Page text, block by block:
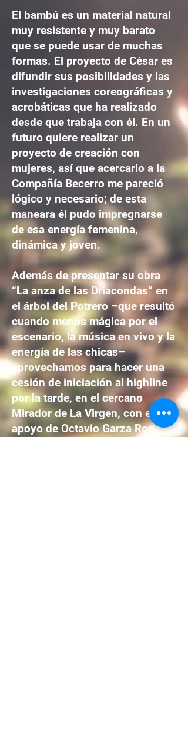
El bambú es un material natural
muy resistente y muy barato
que se puede usar de muchas
formas. El proyecto de César es
difundir sus posibilidades y las
investigaciones coreográficas y
acrobáticas que ha realizado
desde que trabaja con él. En un
futuro quiere realizar un
proyecto de creación con
mujeres, así que acercarlo a la
Compañía Becerro me pareció
lógico y necesario; de esta
maneara él pudo impregnarse
de esa energía femenina,
dinámica y joven.
Además de presentar su obra
“La anza de las Driacondas” en
el árbol del Potrero –que resultó
cuando menos mágica por el
escenario, la música en vivo y la
energía de las chicas–
aprovechamos para hacer una
cesión de iniciación al highline
por la tarde, en el cercano
Mirador de La Virgen, con el
apoyo de Octavio Garza Rosas.